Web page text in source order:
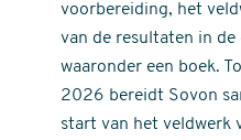
voorbereiding, het
van de resultaten in
waaronder een boek.
2026 bereidt Sovon
start van het veldwerk